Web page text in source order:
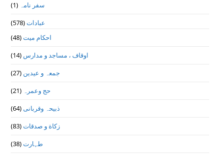
سفر نامہ (1)
عبادات(578)
احکام میت(48)
اوقاف ، مساجد و مدارس (14)
جمعہ و عیدین (27)
حج وعمرہ (21)
ذبیحہ وقربانی(64)
زکاة و صدقات(83)
طہارت(38)